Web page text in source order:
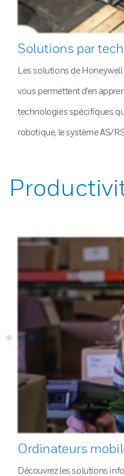
Solutions par
Les solutions de
vous permettent d’en
technologies spécifiques
robotique, le système AS/
Ordinateurs
Découvrez les solutions